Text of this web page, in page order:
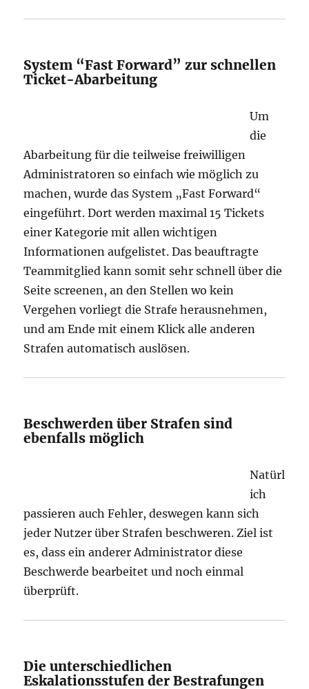
System “Fast Forward” zur schnellen
Ticket-Abarbeitung
Um
die
Abarbeitung für die teilweise freiwilligen
Administratoren so einfach wie möglich zu
machen, wurde das System „Fast Forward“
eingeführt. Dort werden maximal 15 Tickets
einer Kategorie mit allen wichtigen
Informationen aufgelistet. Das beauftragte
Teammitglied kann somit sehr schnell über die
Seite screenen, an den Stellen wo kein
Vergehen vorliegt die Strafe herausnehmen,
und am Ende mit einem Klick alle anderen
Strafen automatisch auslösen.
Beschwerden über Strafen sind
ebenfalls möglich
Natürl
ich
passieren auch Fehler, deswegen kann sich
jeder Nutzer über Strafen beschweren. Ziel ist
es, dass ein anderer Administrator diese
Beschwerde bearbeitet und noch einmal
überprüft.
Die unterschiedlichen
Eskalationsstufen der Bestrafungen